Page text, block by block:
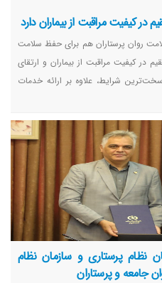
کیفیت مراقبت از بیماران دارد
روان پرستاران هم برای حفظ سلامت
کیفیت مراقبت از بیماران و ارتقای
شرایط، علاوه بر ارائه خدمات
روانی از بیماران ایفا می‌کنند و به
نظام پرستاری و سازمان نظام
جامعه و پرستاران